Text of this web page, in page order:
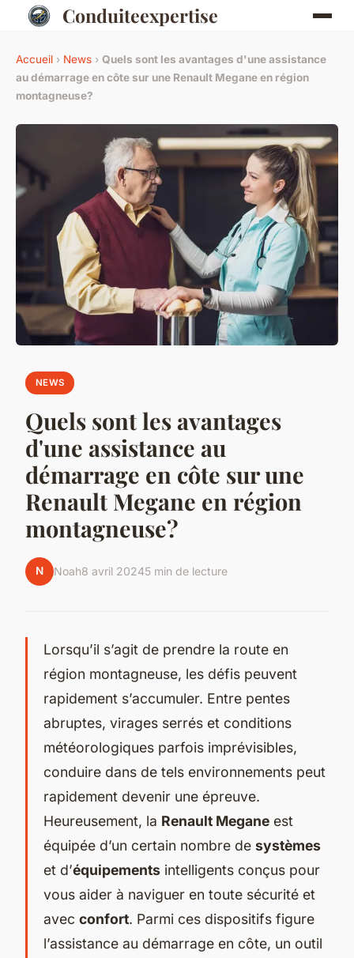
Conduiteexpertise
Accueil › News › Quels sont les avantages d'une assistance
au démarrage en côte sur une Renault Megane en région
montagneuse?
NEWS
Quels sont les avantages
d'une assistance au
démarrage en côte sur une
Renault Megane en région
montagneuse?
N Noah8 avril 20245 min de lecture
Lorsqu’il s’agit de prendre la route en
région montagneuse, les défis peuvent
rapidement s’accumuler. Entre pentes
abruptes, virages serrés et conditions
météorologiques parfois imprévisibles,
conduire dans de tels environnements peut
rapidement devenir une épreuve.
Heureusement, la Renault Megane est
équipée d’un certain nombre de systèmes
et d’équipements intelligents conçus pour
vous aider à naviguer en toute sécurité et
avec confort. Parmi ces dispositifs figure
l’assistance au démarrage en côte, un outil